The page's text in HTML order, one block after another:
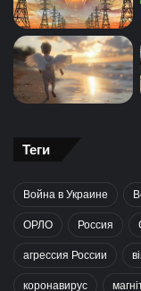
Теги
Война в Украине
ОРЛО Россия
агрессия России
коронавирус